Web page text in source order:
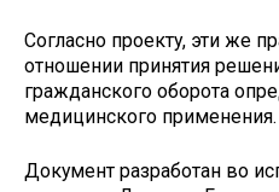
Согласно проекту, эти же
отношении принятия
гражданского оборота
медицинского применения.
Документ разработан во